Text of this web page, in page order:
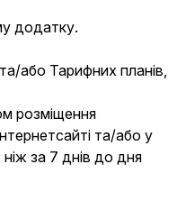
додатку.
або Тарифних планів,
розміщення
та/або у
за 7 днів до дня